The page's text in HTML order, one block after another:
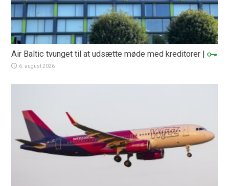
Air Baltic tvunget til at udsætte møde med kreditorer |
6. august 2026